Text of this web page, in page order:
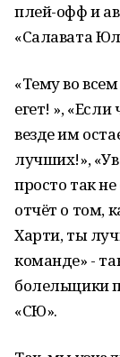
плей-офф и
«Салавата
«Тему во
егет! »,
везде им
лучших!»,
просто так
отчёт о том,
Харти, ты
команде» -
болельщики
«СЮ».